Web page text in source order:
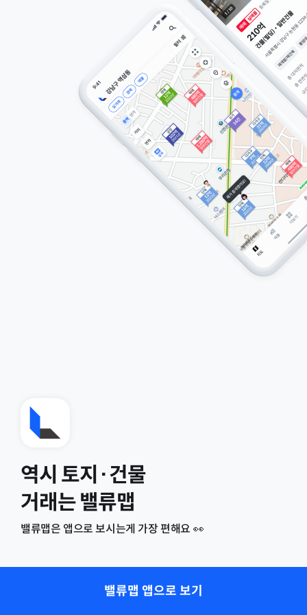
역시 토지·건물
거래는 밸류맵
밸류맵은 앱으로 보시는게 가장 편해요 👀
밸류맵 앱으로 보기